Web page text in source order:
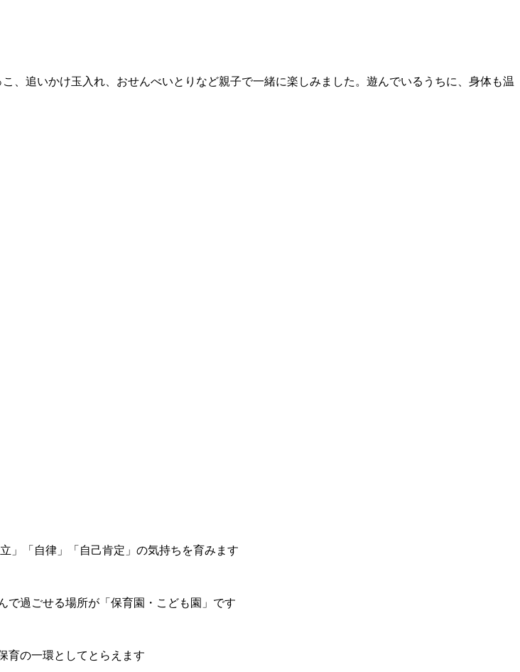
、追いかけ玉入れ、おせんべいとりなど親子で一緒に楽しみました。遊んでいるうちに、身体も温
」「自律」「自己肯定」の気持ちを育みます
で過ごせる場所が「保育園・こども園」です
育の一環としてとらえます